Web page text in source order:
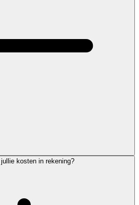
jullie kosten in rekening?